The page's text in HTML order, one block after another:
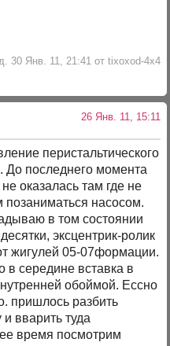
30 Янв. 11, 21:41 от tixoxod-4x4
26 Янв. 11, 15:11
перистальтического
До последнего момента
оказалась там где не
позаниматься насосом.
в том состоянии
эксцентрик-ролик
жигулей 05-07формации.
в середине вставка в
обоймой. Ессно
пришлось разбить
вварить туда
время посмотрим